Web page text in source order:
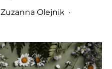
Zuzanna Olejnik